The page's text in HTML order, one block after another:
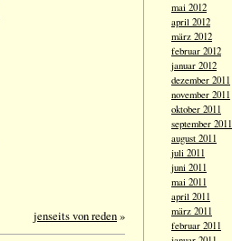
jenseits von reden»
mai 2012
april 2012
märz 2012
februar 2012
januar 2012
dezember 2011
november 2011
oktober 2011
september 2011
august 2011
juli 2011
juni 2011
mai 2011
april 2011
märz 2011
februar 2011